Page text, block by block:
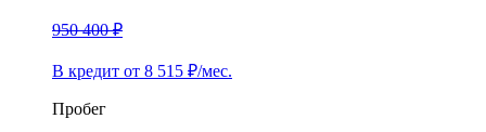
950 400 ₽
В кредит от 8 515 ₽/мес.
Пробег